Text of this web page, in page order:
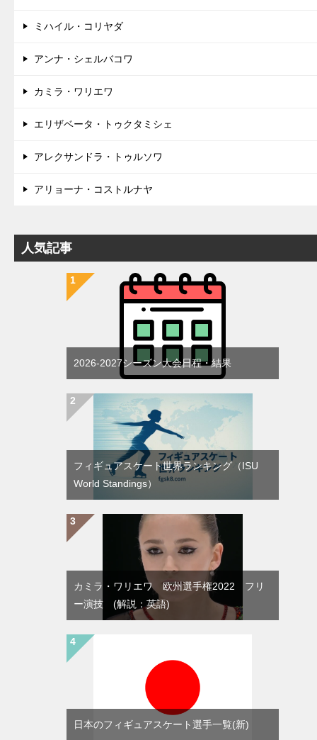
ミハイル・コリヤダ
アンナ・シェルバコワ
カミラ・ワリエワ
エリザベータ・トゥクタミシェ
アレクサンドラ・トゥルソワ
アリョーナ・コストルナヤ
人気記事
2026-2027シーズン大会日程・結果
フィギュアスケート世界ランキング（ISU
World Standings）
カミラ・ワリエワ 欧州選手権2022 フリ
ー演技 (解説：英語)
日本のフィギュアスケート選手一覧(新)